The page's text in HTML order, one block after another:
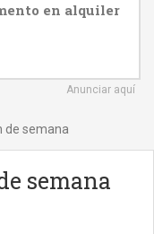
en alquiler
Anunciar aquí
de semana
semana